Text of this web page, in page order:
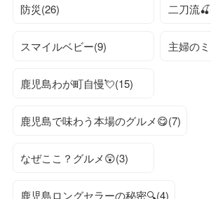
防災(26) 二刀流
スマイルベビー(9) 主婦の
鹿児島わが町自慢💘(15)
鹿児島で味わう本場のグルメ😋(7)
なぜここ？グルメ😲(3)
鹿児島ロングセラーの秘密🔍(4)